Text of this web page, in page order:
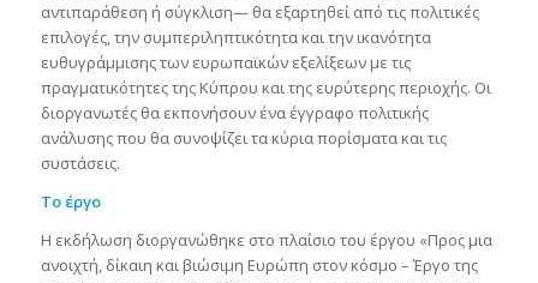
αντιπαράθεση ή σύγκλιση— θα εξαρτηθεί από τις πολιτικές
επιλογές, την συμπεριληπτικότητα και την ικανότητα
ευθυγράμμισης των ευρωπαϊκών εξελίξεων με τις
πραγματικότητες της Κύπρου και της ευρύτερης περιοχής. Οι
διοργανωτές θα εκπονήσουν ένα έγγραφο πολιτικής
ανάλυσης που θα συνοψίζει τα κύρια πορίσματα και τις
συστάσεις.
Το έργο
Η εκδήλωση διοργανώθηκε στο πλαίσιο του έργου «Προς μια
ανοιχτή, δίκαιη και βιώσιμη Ευρώπη στον κόσμο – Έργο της